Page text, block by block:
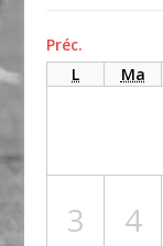
Préc.
L
Ma
3 4